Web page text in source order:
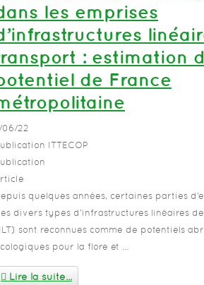
les emprises
: estimation
de France
06/22
ITTECOP
quelques années, certaines parties
divers types d’infrastructures linéaires
sont reconnues comme de potentiels
pour la flore et ...
Lire la suite...